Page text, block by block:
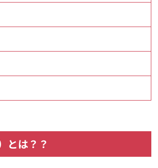
とは？？